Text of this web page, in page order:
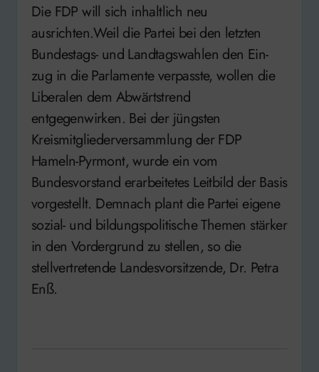
Die FDP will sich inhaltlich neu
ausrichten.Weil die Partei bei den letzten
Bundestags- und Landtagswahlen den Ein-
zug in die Parlamente verpasste, wollen die
Liberalen dem Abwärtstrend
entgegenwirken. Bei der jüngsten
Kreismitgliederversammlung der FDP
Hameln-Pyrmont, wurde ein vom
Bundesvorstand erarbeitetes Leitbild der Basis
vorgestellt. Demnach plant die Partei eigene
sozial- und bildungspolitische Themen stärker
in den Vordergrund zu stellen, so die
stellvertretende Landesvorsitzende, Dr. Petra
Enß.